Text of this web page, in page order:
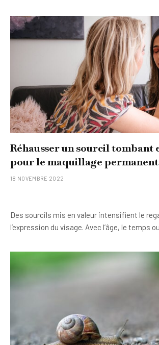
Réhausser un sourcil tombant
pour le maquillage permanent
18 NOVEMBRE 2022
Des sourcils mis en valeur intensifient le
l’expression du visage. Avec l’âge, le temps